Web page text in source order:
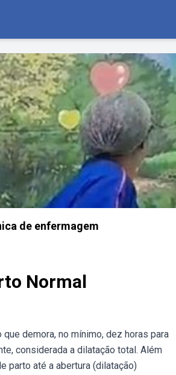
de enfermagem
Normal
demora, no mínimo, dez horas para
considerada a dilatação total. Além
parto até a abertura (dilatação)